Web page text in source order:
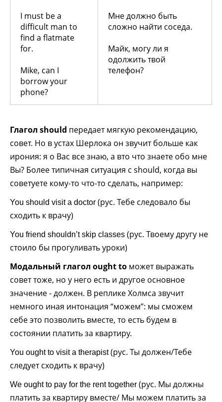
I must be a
difficult man to
find a flatmate
for.
Mike, can I
borrow your
phone?
Мне должно быть
сложно найти соседа.
Майк, могу ли я
одолжить твой
телефон?
Глагол should передает мягкую рекомендацию,
совет. Но в устах Шерлока он звучит больше как
ирония: я о Вас все знаю, а вто что знаете обо мне
Вы? Более типичная ситуация с should, когда вы
советуете кому-то что-то сделать, например:
You should visit a doctor (рус. Тебе следовало бы
сходить к врачу)
You friend shouldn’t skip classes (рус. Твоему другу не
стоило бы прогуливать уроки)
Модальный глагол ought to может выражать
совет тоже, но у него есть и другое основное
значение - должен. В реплике Холмса звучит
немного иная интонация “можем”: мы сможем
себе это позволить вместе, то есть будем в
состоянии платить за квартиру.
You ought to visit a therapist(рус. Ты должен/Тебе
следует сходить к врачу)
We ought to pay for the rent together (рус. Мы должны
платить за квартиру вместе/ Мы можем платить за